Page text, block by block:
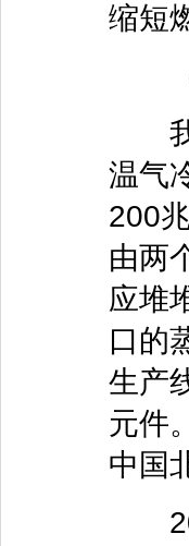
缩短
我
温气
200
由两
应堆
口的
生产
元件
中国